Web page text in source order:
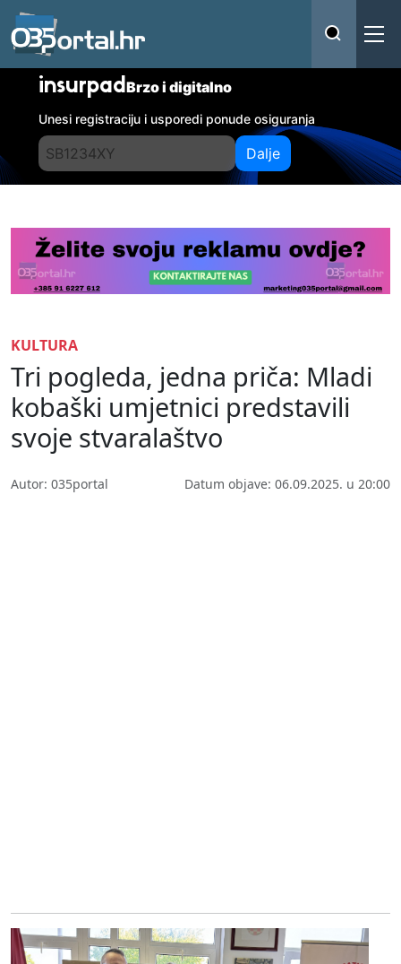
insurpadBrzo i digitalno
Unesi registraciju i usporedi ponude osiguranja
Dalje
KULTURA
Tri pogleda, jedna priča: Mladi
kobaški umjetnici predstavili
svoje stvaralaštvo
Autor: 035portal Datum objave: 06.09.2025. u 20:00